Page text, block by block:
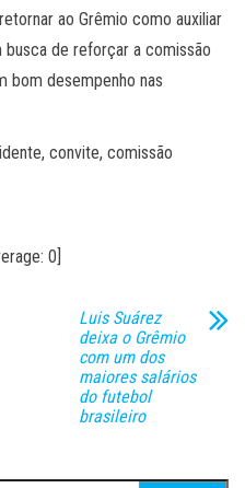
ao Grêmio como auxiliar
de reforçar a comissão
bom desempenho nas
convite, comissão
0]
Luis Suárez
deixa o Grêmio
com um dos
maiores salários
do futebol
brasileiro